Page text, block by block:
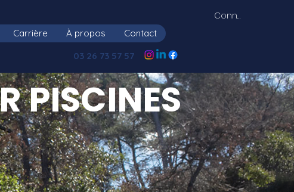
Carrière À propos
Contact
03 26 73 57 57
Connexion
PISCINES